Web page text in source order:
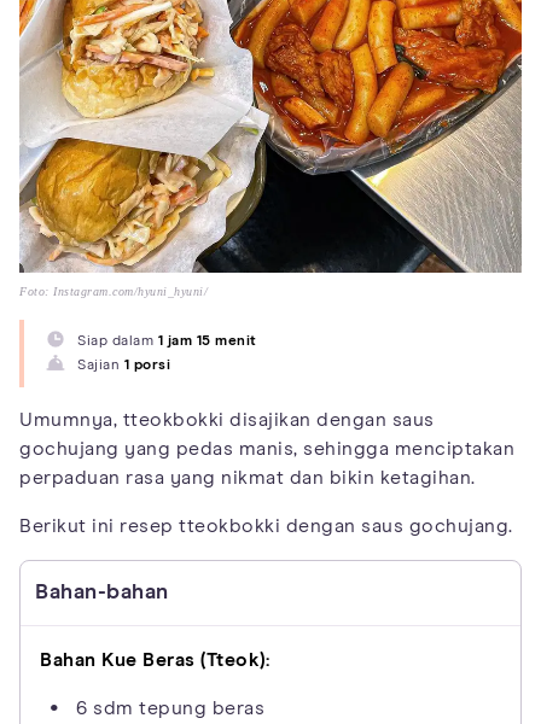
Foto: Instagram.com/hyuni_hyuni/
Siap dalam 1 jam 15 menit
Sajian 1 porsi
Umumnya, tteokbokki disajikan dengan saus
gochujang yang pedas manis, sehingga menciptakan
perpaduan rasa yang nikmat dan bikin ketagihan.
Berikut ini resep tteokbokki dengan saus gochujang.
Bahan-bahan
Bahan Kue Beras (Tteok):
6 sdm tepung beras